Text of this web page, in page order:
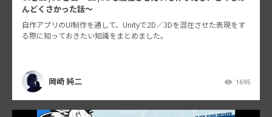
んどくさかった話～
自作アプリのUI制作を通して、Unityで2D／3Dを混在させた表現をす
る際に知っておきたい知識をまとめました。
岡崎 純二 1695